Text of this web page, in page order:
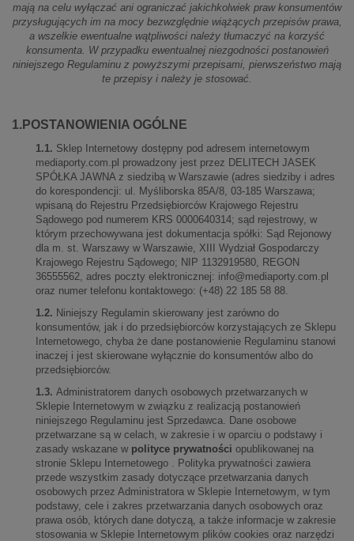
mają na celu wyłączać ani ograniczać jakichkolwiek praw konsumentów
przysługujących im na mocy bezwzględnie wiążących przepisów prawa,
a wszelkie ewentualne wątpliwości należy tłumaczyć na korzyść
konsumenta. W przypadku ewentualnej niezgodności postanowień
niniejszego Regulaminu z powyższymi przepisami, pierwszeństwo mają
te przepisy i należy je stosować.
1.POSTANOWIENIA OGÓLNE
1.1. Sklep Internetowy dostępny pod adresem internetowym
mediaporty.com.pl prowadzony jest przez DELITECH JASEK
SPÓŁKA JAWNA z siedzibą w Warszawie (adres siedziby i adres
do korespondencji: ul. Myśliborska 85A/8, 03-185 Warszawa;
wpisaną do Rejestru Przedsiębiorców Krajowego Rejestru
Sądowego pod numerem KRS 0000640314; sąd rejestrowy, w
którym przechowywana jest dokumentacja spółki: Sąd Rejonowy
dla m. st. Warszawy w Warszawie, XIII Wydział Gospodarczy
Krajowego Rejestru Sądowego; NIP 1132919580, REGON
36555562, adres poczty elektronicznej: info@mediaporty.com.pl
oraz numer telefonu kontaktowego: (+48) 22 185 58 88.
1.2. Niniejszy Regulamin skierowany jest zarówno do
konsumentów, jak i do przedsiębiorców korzystających ze Sklepu
Internetowego, chyba że dane postanowienie Regulaminu stanowi
inaczej i jest skierowane wyłącznie do konsumentów albo do
przedsiębiorców.
1.3. Administratorem danych osobowych przetwarzanych w
Sklepie Internetowym w związku z realizacją postanowień
niniejszego Regulaminu jest Sprzedawca. Dane osobowe
przetwarzane są w celach, w zakresie i w oparciu o podstawy i
zasady wskazane w polityce prywatności opublikowanej na
stronie Sklepu Internetowego . Polityka prywatności zawiera
przede wszystkim zasady dotyczące przetwarzania danych
osobowych przez Administratora w Sklepie Internetowym, w tym
podstawy, cele i zakres przetwarzania danych osobowych oraz
prawa osób, których dane dotyczą, a także informacje w zakresie
stosowania w Sklepie Internetowym plików cookies oraz narzędzi